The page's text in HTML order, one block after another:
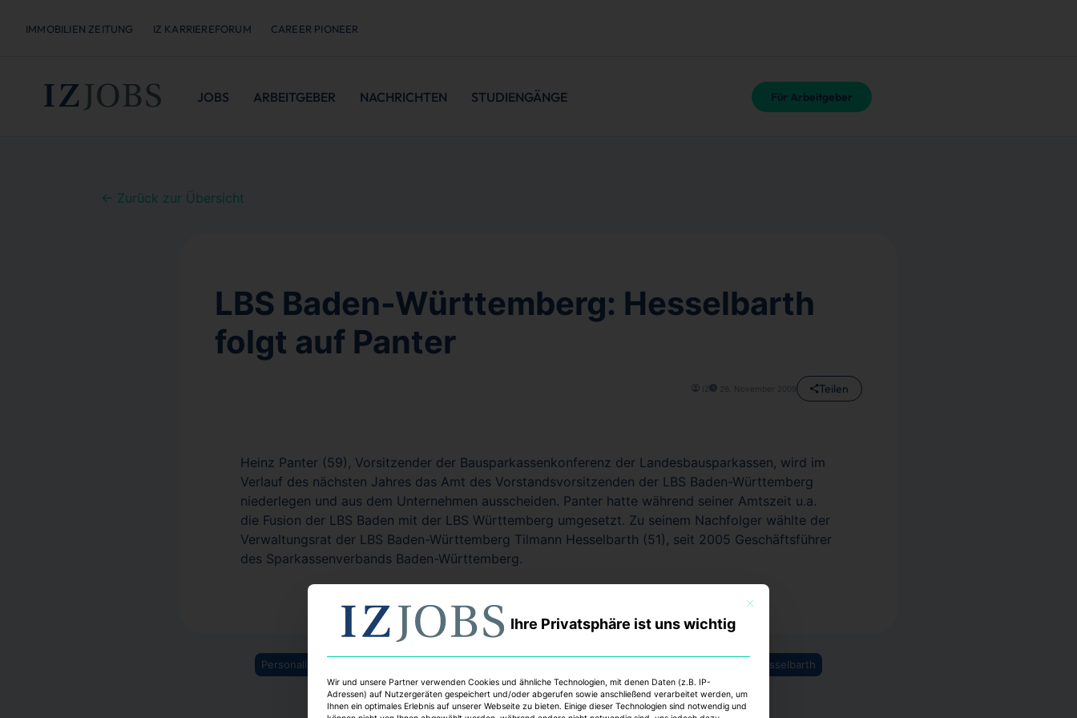
IMMOBILIEN ZEITUNG IZ KARRIEREFORUM CAREER PIONEER
JOBS ARBEITGEBER NACHRICHTEN STUDIENGÄNGE Für Arbeitgeber
← Zurück zur Übersicht
LBS Baden-Württemberg: Hesselbarth
folgt auf Panter
IZ 26. November 2009 Teilen
Heinz Panter (59), Vorsitzender der Bausparkassenkonferenz der Landesbausparkassen, wird im
Verlauf des nächsten Jahres das Amt des Vorstandsvorsitzenden der LBS Baden-Württemberg
niederlegen und aus dem Unternehmen ausscheiden. Panter hatte während seiner Amtszeit u.a.
die Fusion der LBS Baden mit der LBS Württemberg umgesetzt. Zu seinem Nachfolger wählte der
Verwaltungsrat der LBS Baden-Württemberg Tilmann Hesselbarth (51), seit 2005 Geschäftsführer
des Sparkassenverbands Baden-Württemberg.
Personalien Tilmann Hesselbarth
Mit diesem Button wird der Dialog geschlossen. Seine Funktionalität ist identisch
Ihre Privatsphäre ist uns wichtig
Wir und unsere Partner verwenden Cookies und ähnliche Technologien, mit denen Daten (z.B. IP-
Adressen) auf Nutzergeräten gespeichert und/oder abgerufen sowie anschließend verarbeitet werden, um
Ihnen ein optimales Erlebnis auf unserer Webseite zu bieten. Einige dieser Technologien sind notwendig und